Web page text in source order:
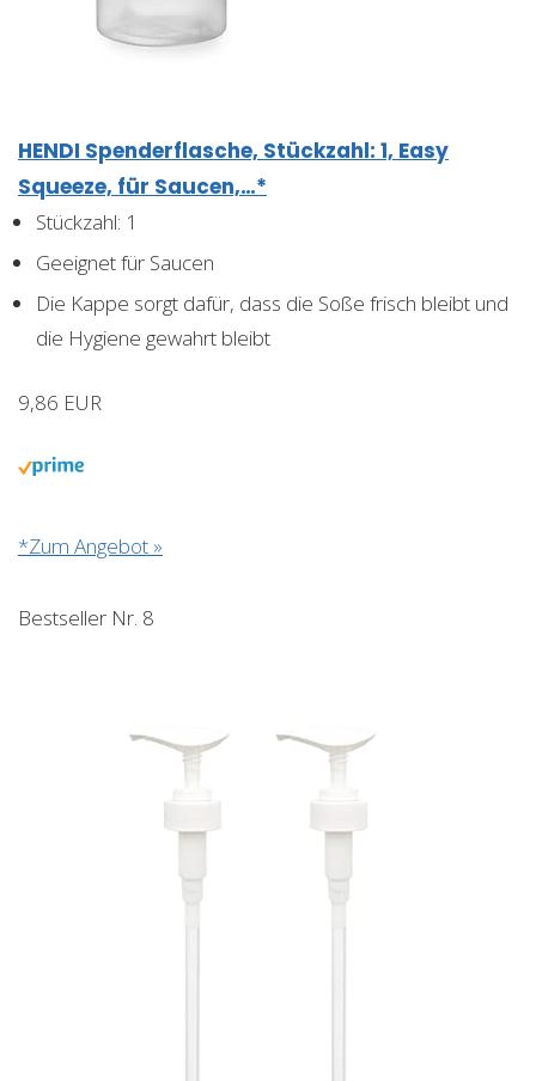
HENDI Spenderflasche, Stückzahl: 1, Easy
Squeeze, für Saucen,…*
Stückzahl: 1
Geeignet für Saucen
Die Kappe sorgt dafür, dass die Soße frisch bleibt und
die Hygiene gewahrt bleibt
9,86 EUR
*Zum Angebot »
Bestseller Nr. 8